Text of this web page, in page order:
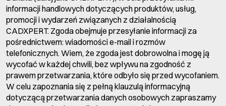
informacji handlowych dotyczących produktów, usług,
promocji i wydarzeń związanych z działalnością
CADXPERT. Zgoda obejmuje przesyłanie informacji za
pośrednictwem: wiadomości e-mail i rozmów
telefonicznych. Wiem, że zgoda jest dobrowolna i mogę ją
wycofać w każdej chwili, bez wpływu na zgodność z
prawem przetwarzania, które odbyło się przed wycofaniem.
W celu zapoznania się z pełną klauzulą informacyjną
dotyczącą przetwarzania danych osobowych zapraszamy